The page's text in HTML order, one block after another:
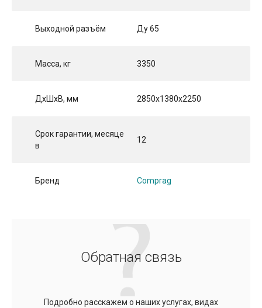
Выходной разъём Ду 65
Масса, кг 3350
ДхШхВ, мм 2850x1380x2250
Срок гарантии, месяце
в
12
Бренд Comprag
Обратная связь
Подробно расскажем о наших услугах, видах